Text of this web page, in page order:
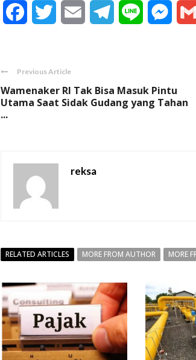
FacebookTwitter Email Telegram
Line
Previous Article
Wamenaker RI Tak Bisa Masuk Pintu
Utama Saat Sidak Gudang yang Tahan
...
reksa
RELATED ARTICLES MORE FROM AUTHOR MORE